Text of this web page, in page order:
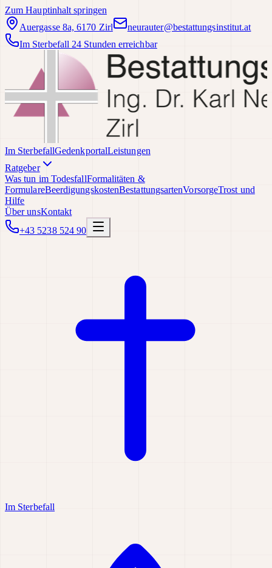
Zum Hauptinhalt springen
Auergasse 8a, 6170 Zirl
neurauter@bestattungsinstitut.at
Im Sterbefall 24 Stunden erreichbar
Im SterbefallGedenkportalLeistungen
Ratgeber
Was tun im TodesfallFormalitäten &
FormulareBeerdigungskostenBestattungsartenVorsorgeTrost und
Hilfe
Über unsKontakt
+43 5238 524 90
Im Sterbefall